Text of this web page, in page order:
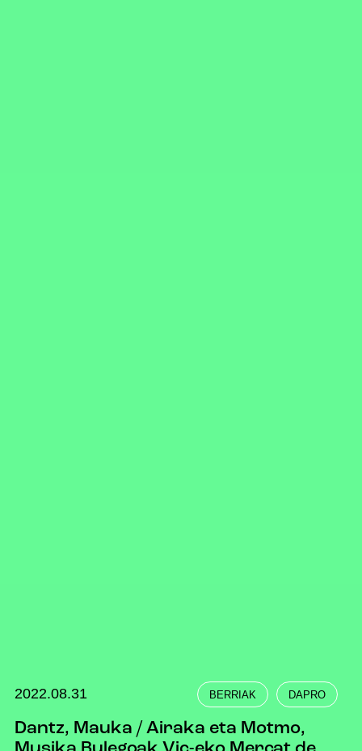
2022.08.31 BERRIAK DAPRO
Dantz, Mauka / Airaka eta Motmo,